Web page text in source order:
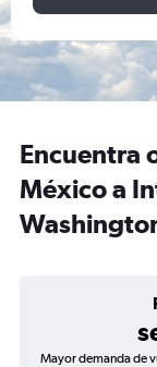
Encuentra
México a
Mayor demanda de